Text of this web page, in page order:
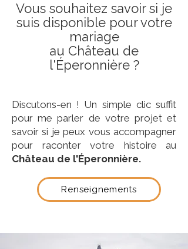
Vous souhaitez savoir si je
suis disponible pour votre
mariage
au Château de
l'Éperonnière ?
Discutons-en ! Un simple clic suffit
pour me parler de votre projet et
savoir si je peux vous accompagner
pour raconter votre histoire au
Château de l'Éperonnière.
Renseignements